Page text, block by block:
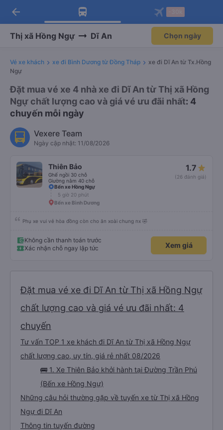
Tải app Vexere ngay!
Nhận ưu đãi thành viên độc
Mở app
Tải app Vexere
-30k/ghế khi đặt vé máy bay qua
Mở app
arrow_back
Thị xã Hồng Ngự Dĩ An Chọn ngày
Vé xe khách xe đi Bình Dương từ Đồng Tháp
xe đi Dĩ An từ Tx.Hồng
Ngự
Đặt mua vé xe 4 nhà xe đi Dĩ An từ Thị xã Hồng
Ngự chất lượng cao và giá vé ưu đãi nhất: 4
chuyến mỗi ngày
Vexere Team
Ngày cập nhật: 11/08/2026
Thiên Bảo
Ghế ngồi 30 chỗ
Giường nằm 40 chỗ
1.7
(26 đánh giá)
Bến xe Hồng Ngự
5 giờ 20 phút
Bến xe Bình Dương
Phụ xe vui vẻ hòa đồng còn cho ăn xoài chung nx 🤣
Không cần thanh toán trước
Xác nhận chỗ ngay lập tức
Xem giá
Đặt mua vé xe đi Dĩ An từ Thị xã Hồng Ngự
chất lượng cao và giá vé ưu đãi nhất: 4
chuyến
Tư vấn TOP 1 xe khách đi Dĩ An từ Thị xã Hồng Ngự
chất lượng cao, uy tín, giá rẻ nhất 08/2026
🚌 1. Xe Thiên Bảo khởi hành tại Đường Trần Phú
(Bến xe Hồng Ngự)
Những câu hỏi thường gặp về tuyến xe từ Thị xã Hồng
Ngự đi Dĩ An
Thông tin tuyến đường